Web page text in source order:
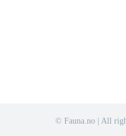
© Fauna.no | All